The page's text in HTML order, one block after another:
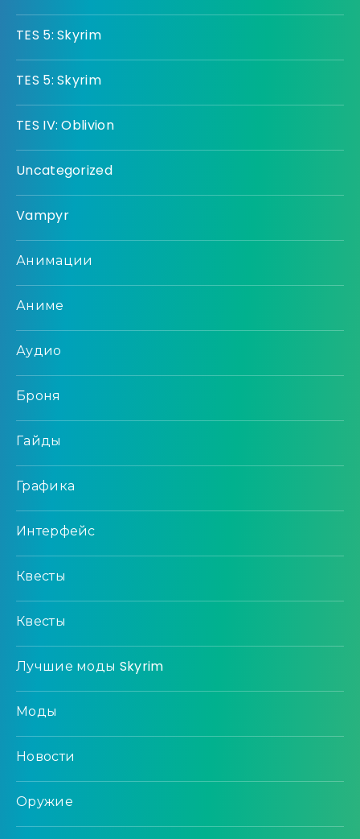
TES 5: Skyrim
TES 5: Skyrim
TES IV: Oblivion
Uncategorized
Vampyr
Анимации
Аниме
Аудио
Броня
Гайды
Графика
Интерфейс
Квесты
Квесты
Лучшие моды Skyrim
Моды
Новости
Оружие